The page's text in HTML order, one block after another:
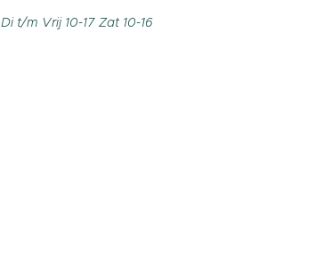
Di t/m Vrij 10-17 Zat 10-16